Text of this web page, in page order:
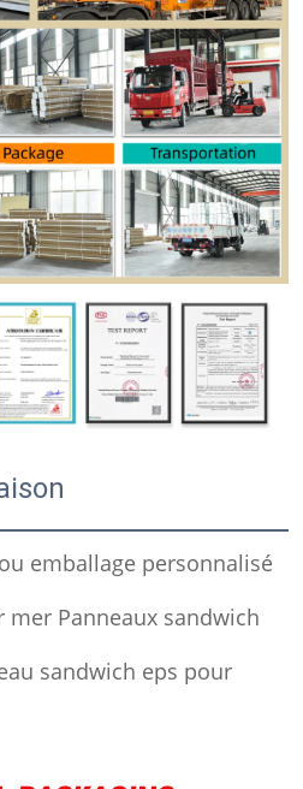
emballage personnalisé
mer Panneaux sandwich
sandwich eps pour